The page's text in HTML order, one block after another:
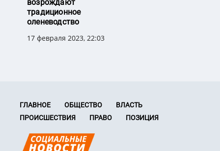
возрождают
традиционное
оленеводство
17 февраля 2023, 22:03
ГЛАВНОЕ ОБЩЕСТВО
ВЛАСТЬ
ПРОИСШЕСТВИЯ
ПРАВО ПОЗИЦИЯ